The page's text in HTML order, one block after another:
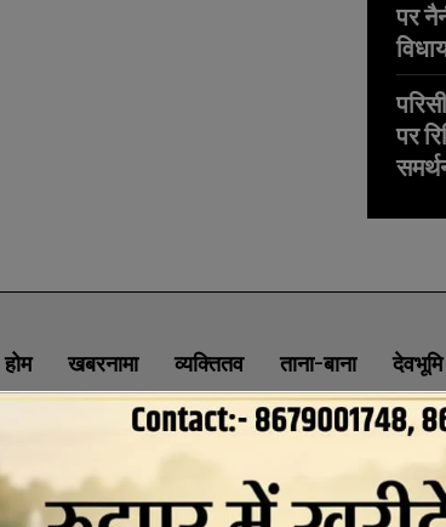
पर
पर
होम खबरनामा व्यक्तितव ताना-बाना देवभूमि
ABOUT CONTACT